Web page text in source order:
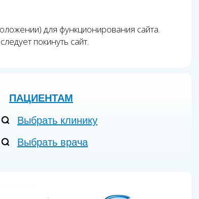
для функционирования сайта.
покинуть сайт.
ПАЦИЕНТАМ
Выбрать клинику
Выбрать врача